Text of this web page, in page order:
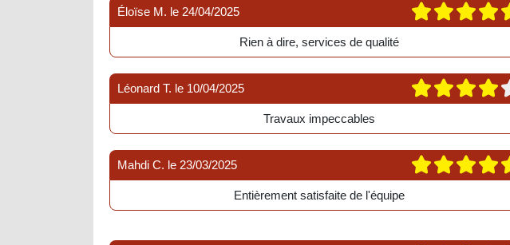
Éloïse M. le 24/04/2025
Rien à dire, services de qualité
Léonard T. le 10/04/2025
Travaux impeccables
Mahdi C. le 23/03/2025
Entièrement satisfaite de l'équipe